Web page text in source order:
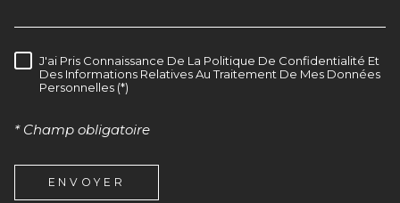
RÈGLEMENTATION
J'ai Pris Connaissance De La Politique De Confidentialité Et
Des Informations Relatives Au Traitement De Mes Données
Personnelles (*)
* Champ obligatoire
ENVOYER